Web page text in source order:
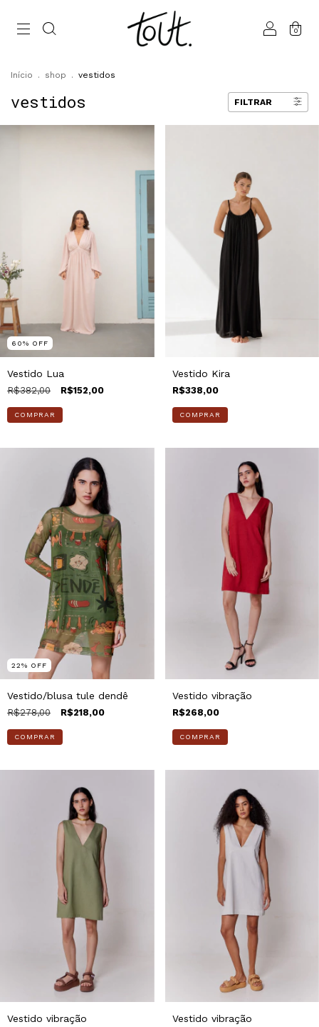
0
Início . shop . vestidos
vestidos FILTRAR
60% OFF
Vestido Lua
R$382,00 R$152,00
COMPRAR
Vestido Kira
R$338,00
COMPRAR
22% OFF
Vestido/blusa tule dendê
R$278,00 R$218,00
COMPRAR
Vestido vibração
R$268,00
COMPRAR
Vestido vibração Vestido vibração